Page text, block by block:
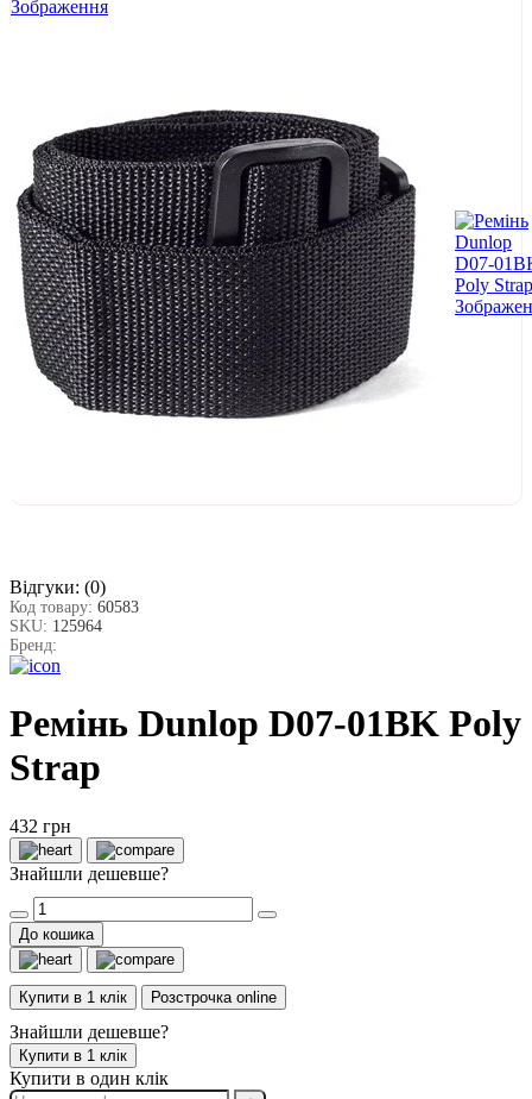
Відгуки: (0)
Код товару: 60583
SKU: 125964
Бренд:
Ремінь Dunlop D07-01BK Poly
Strap
432 грн
Знайшли дешевше?
До кошика
Купити в 1 клік Розстрочка online
Знайшли дешевше?
Купити в 1 клік
Купити в один клік